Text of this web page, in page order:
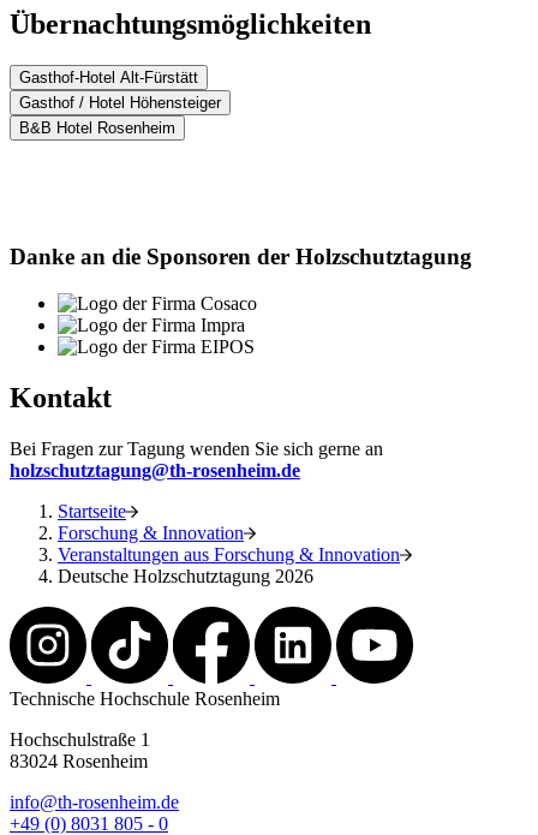
Übernachtungsmöglichkeiten
Gasthof-Hotel Alt-Fürstätt
Gasthof / Hotel Höhensteiger
B&B Hotel Rosenheim
Danke an die Sponsoren der Holzschutztagung
Kontakt
Bei Fragen zur Tagung wenden Sie sich gerne an
holzschutztagung@th-rosenheim.de
Startseite
Forschung & Innovation
Veranstaltungen aus Forschung & Innovation
Deutsche Holzschutztagung 2026
Technische Hochschule Rosenheim
Hochschulstraße 1
83024 Rosenheim
info@th-rosenheim.de
+49 (0) 8031 805 - 0